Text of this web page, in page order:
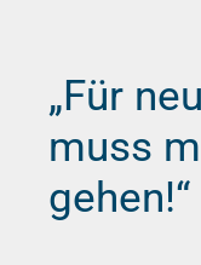
„Für
muss
gehen!“